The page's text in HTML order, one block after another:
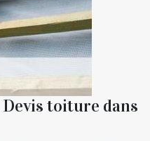
toiture dans